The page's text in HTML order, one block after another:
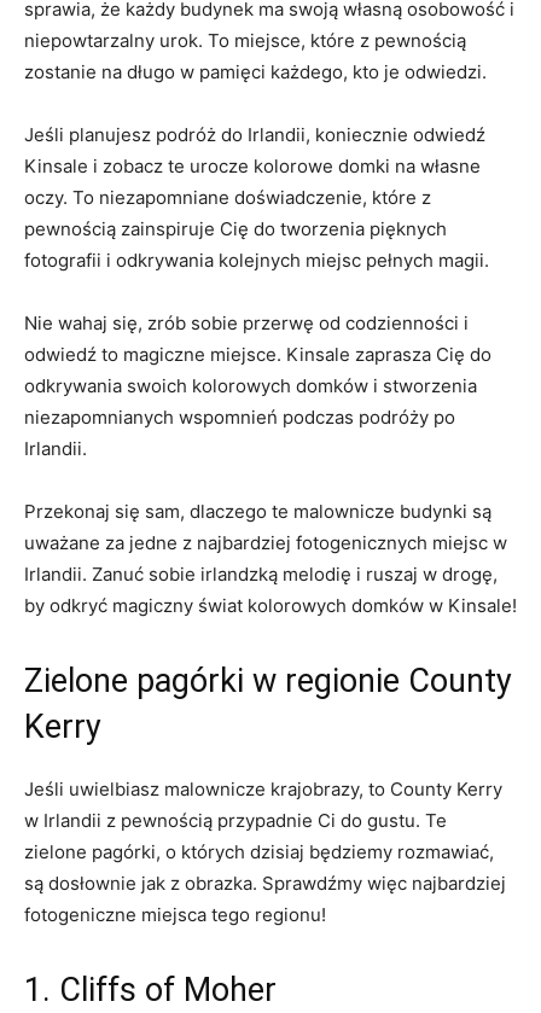
sprawia, że każdy ⁤budynek ma swoją własną osobowość i
niepowtarzalny urok. To miejsce, które z pewnością
‌zostanie na długo ‍w ⁣pamięci ​każdego, kto je odwiedzi.
Jeśli planujesz podróż do Irlandii,‌ koniecznie odwiedź
Kinsale i zobacz te urocze kolorowe domki na własne
oczy. To⁢ niezapomniane doświadczenie, które z
pewnością‍ zainspiruje Cię do tworzenia pięknych
‍fotografii i odkrywania kolejnych miejsc pełnych⁤ magii.
Nie wahaj się, zrób sobie przerwę od codzienności i
odwiedź to magiczne miejsce.⁢ Kinsale zaprasza Cię⁢ do‍
odkrywania swoich kolorowych domków i stworzenia
niezapomnianych wspomnień podczas ​podróży po
Irlandii.
Przekonaj się‍ sam,⁤ dlaczego te malownicze budynki są
uważane za jedne ⁢z ⁢najbardziej fotogenicznych miejsc w
Irlandii. ⁣Zanuć ⁤sobie irlandzką melodię i ruszaj w drogę,
by odkryć magiczny​ świat kolorowych domków ⁢w Kinsale!
Zielone pagórki w regionie‌ County
Kerry
Jeśli ‍uwielbiasz ‍malownicze krajobrazy, to County ⁢Kerry
‍w ‌Irlandii z pewnością przypadnie Ci ⁢do gustu. Te ​
zielone pagórki, ​o ​których dzisiaj będziemy‌ rozmawiać,
są ⁤dosłownie jak z ‌obrazka. Sprawdźmy więc najbardziej
fotogeniczne miejsca tego regionu!
1. Cliffs of⁣ Moher